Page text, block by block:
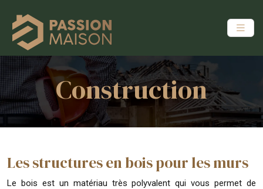
Construction
Les structures en bois pour les murs
Le bois est un matériau très polyvalent qui vous permet de